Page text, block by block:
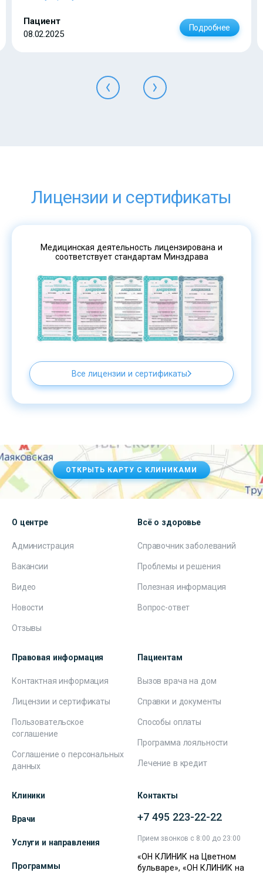
Пациент
08.02.2025
Подробнее
Лицензии и сертификаты
Медицинская деятельность лицензирована и
соответствует стандартам Минздрава
Все лицензии и сертификаты
ОТКРЫТЬ КАРТУ С КЛИНИКАМИ
О центре
Администрация
Вакансии
Видео
Новости
Отзывы
Всё о здоровье
Справочник заболеваний
Проблемы и решения
Полезная информация
Вопрос-ответ
Правовая информация
Контактная информация
Лицензии и сертификаты
Пользовательское
соглашение
Соглашение о персональных
данных
Пациентам
Вызов врача на дом
Справки и документы
Способы оплаты
Программа лояльности
Лечение в кредит
Клиники
Врачи
Услуги и направления
Программы
Контакты
+7 495 223-22-22
Прием звонков с 8:00 до 23:00
«ОН КЛИНИК на Цветном
бульваре», «ОН КЛИНИК на